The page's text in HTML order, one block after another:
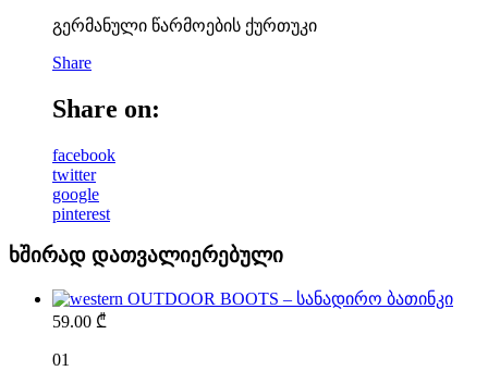
გერმანული წარმოების ქურთუკი
Share
Share on:
facebook
twitter
google
pinterest
ხშირად დათვალიერებული
OUTDOOR BOOTS – სანადირო ბათინკი
59.00 ₾
01